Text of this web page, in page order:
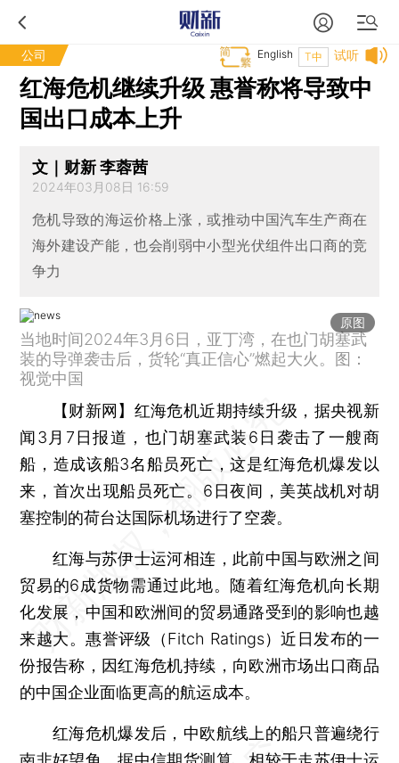
公司 试听
T中
English
红海危机继续升级 惠誉称将导致中
国出口成本上升
文｜财新 李蓉茜
2024年03月08日 16:59
危机导致的海运价格上涨，或推动中国汽车生产商在
海外建设产能，也会削弱中小型光伏组件出口商的竞
争力
原图
当地时间2024年3月6日，亚丁湾，在也门胡塞武
装的导弹袭击后，货轮“真正信心”燃起大火。图：
视觉中国
【财新网】 红海危机近期持续升级，据央视新
闻3月7日报道，也门胡塞武装6日袭击了一艘商
船，造成该船3名船员死亡，这是红海危机爆发以
来，首次出现船员死亡。6日夜间，美英战机对胡
塞控制的荷台达国际机场进行了空袭。
红海与苏伊士运河相连，此前中国与欧洲之间
贸易的6成货物需通过此地。随着红海危机向长期
化发展，中国和欧洲间的贸易通路受到的影响也越
来越大。惠誉评级（Fitch Ratings）近日发布的一
份报告称，因红海危机持续，向欧洲市场出口商品
的中国企业面临更高的航运成本。
红海危机爆发后，中欧航线上的船只普遍绕行